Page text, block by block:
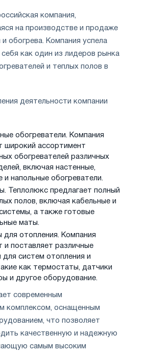
компания,
на производстве и продаже
обогрева. Компания успела
как один из лидеров рынка
и теплых полов в
деятельности компании
обогреватели. Компания
широкий ассортимент
обогревателей различных
включая настенные,
и напольные обогреватели.
Теплолюкс предлагает полный
полов, включая кабельные и
а также готовые
маты.
для отопления. Компания
и поставляет различные
для систем отопления и
как термостаты, датчики
и другое оборудование.
современным
комплексом, оснащенным
что позволяет
качественную и надежную
самым высоким